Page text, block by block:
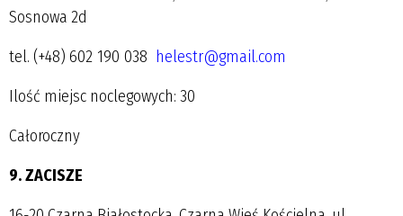
Sosnowa 2d
tel. (+48) 602 190 038 helestr@gmail.com
Ilość miejsc noclegowych: 30
Całoroczny
9. ZACISZE